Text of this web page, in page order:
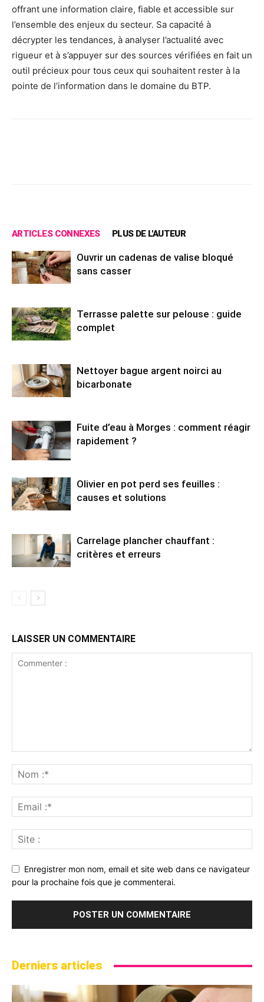
offrant une information claire, fiable et accessible sur
l’ensemble des enjeux du secteur. Sa capacité à
décrypter les tendances, à analyser l’actualité avec
rigueur et à s’appuyer sur des sources vérifiées en fait un
outil précieux pour tous ceux qui souhaitent rester à la
pointe de l’information dans le domaine du BTP.
ARTICLES CONNEXES PLUS DE L'AUTEUR
Ouvrir un cadenas de valise bloqué
sans casser
Terrasse palette sur pelouse : guide
complet
Nettoyer bague argent noirci au
bicarbonate
Fuite d’eau à Morges : comment réagir
rapidement ?
Olivier en pot perd ses feuilles :
causes et solutions
Carrelage plancher chauffant :
critères et erreurs
LAISSER UN COMMENTAIRE
Enregistrer mon nom, email et site web dans ce navigateur
pour la prochaine fois que je commenterai.
Derniers articles